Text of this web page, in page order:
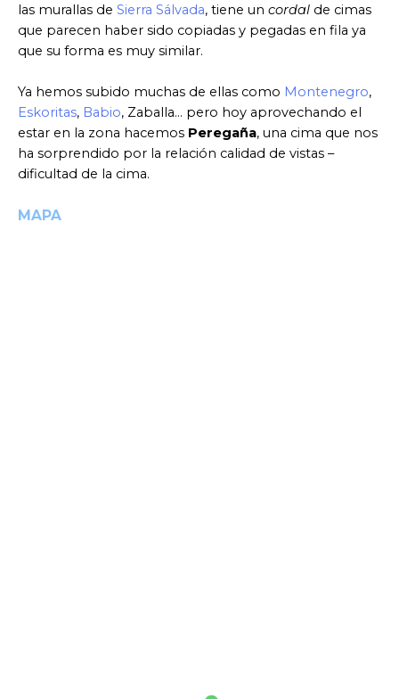
las murallas de Sierra Sálvada, tiene un cordal de cimas
que parecen haber sido copiadas y pegadas en fila ya
que su forma es muy similar.
Ya hemos subido muchas de ellas como Montenegro,
Eskoritas, Babio, Zaballa… pero hoy aprovechando el
estar en la zona hacemos Peregaña, una cima que nos
ha sorprendido por la relación calidad de vistas –
dificultad de la cima.
MAPA